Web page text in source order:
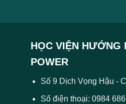
HỌC VIỆN HƯỚNG
POWER
Số 9 Dịch Vọng Hậu -
Số điện thoại: 0984